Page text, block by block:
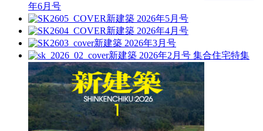
年6月号
新建築 2026年5月号
新建築 2026年4月号
新建築 2026年3月号
新建築 2026年2月号 集合住宅特集